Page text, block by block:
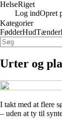
HelseRiget
Log indOpret
Kategorier
FødderHudTænder
Urter og
I takt med at flere
– uden at ty til